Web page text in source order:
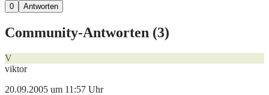
0 Antworten
Community-Antworten (3)
V
viktor
20.09.2005 um 11:57 Uhr